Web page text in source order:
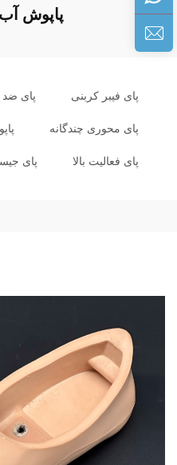
پاپوش
پای فیبر کربنی پای
پای محوری چندگانه
پای فعالیت بالا پای